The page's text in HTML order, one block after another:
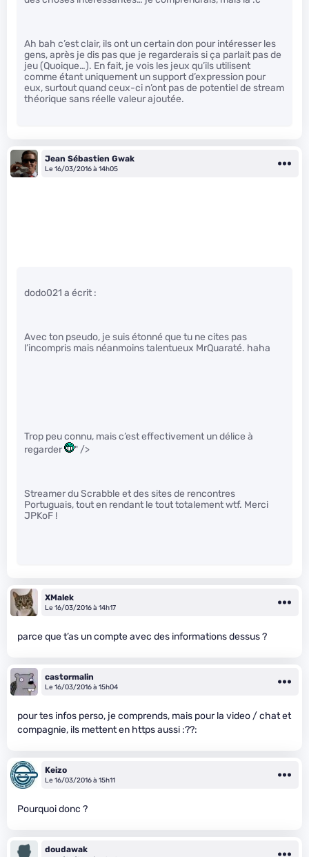
Ah bah c’est clair, ils ont un certain don pour intéresser les
gens, après je dis pas que je regarderais si ça parlait pas de
jeu (Quoique…). En fait, je vois les jeux qu’ils utilisent
comme étant uniquement un support d’expression pour
eux, surtout quand ceux-ci n’ont pas de potentiel de stream
théorique sans réelle valeur ajoutée.
Jean Sébastien Gwak
Le 16/03/2016 à 14h05
dodo021 a écrit :
Avec ton pseudo, je suis étonné que tu ne cites pas
l’incompris mais néanmoins talentueux MrQuaraté. haha
Trop peu connu, mais c’est effectivement un délice à
regarder
" />
Streamer du Scrabble et des sites de rencontres
Portuguais, tout en rendant le tout totalement wtf. Merci
JPKoF !
XMalek
Le 16/03/2016 à 14h17
parce que t’as un compte avec des informations dessus ?
castormalin
Le 16/03/2016 à 15h04
pour tes infos perso, je comprends, mais pour la video / chat et
compagnie, ils mettent en https aussi :??:
Keizo
Le 16/03/2016 à 15h11
Pourquoi donc ?
doudawak